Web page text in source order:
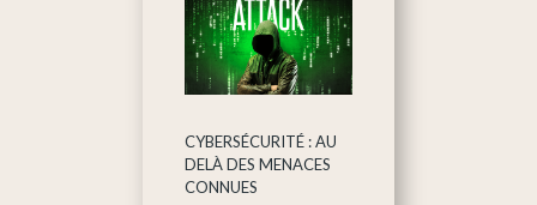
CYBERSÉCURITÉ : AU
DELÀ DES MENACES
CONNUES